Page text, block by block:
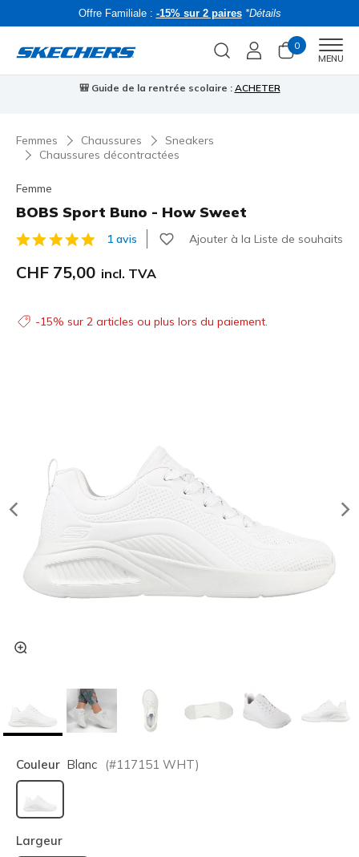
Offre Familiale : -15% sur 2 paires *Détails
0
MENU
🎒 Guide de la rentrée scolaire : ACHETER
Femmes Chaussures
Sneakers
Chaussures décontractées
Femme
BOBS Sport Buno - How Sweet
Évaluation client 3.3 sur 5
1 avis Ajouter à la Liste de souhaits
CHF 75,00 incl. TVA
-15% sur 2 articles ou plus lors du paiement.
Couleur Blanc (#117151 WHT)
sélectionné
Largeur